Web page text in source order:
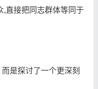
,直接把同志群体等同于
是探讨了一个更深刻